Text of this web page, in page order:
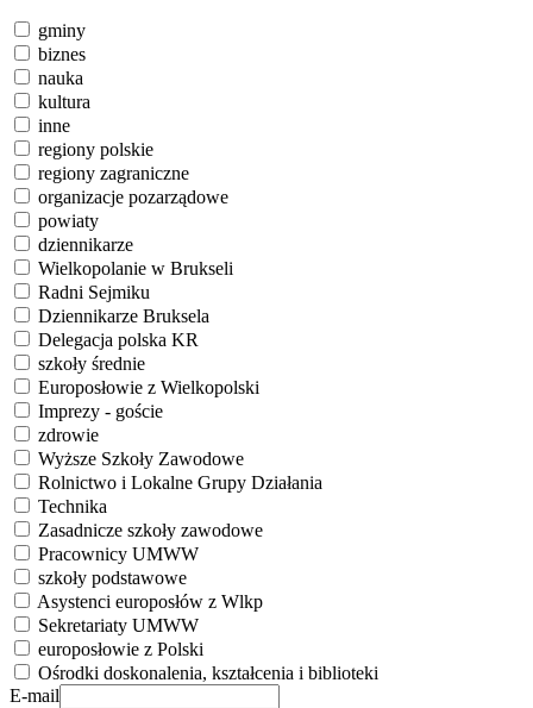
gminy
biznes
nauka
kultura
inne
regiony polskie
regiony zagraniczne
organizacje pozarządowe
powiaty
dziennikarze
Wielkopolanie w Brukseli
Radni Sejmiku
Dziennikarze Bruksela
Delegacja polska KR
szkoły średnie
Europosłowie z Wielkopolski
Imprezy - goście
zdrowie
Wyższe Szkoły Zawodowe
Rolnictwo i Lokalne Grupy Działania
Technika
Zasadnicze szkoły zawodowe
Pracownicy UMWW
szkoły podstawowe
Asystenci europosłów z Wlkp
Sekretariaty UMWW
europosłowie z Polski
Ośrodki doskonalenia, kształcenia i biblioteki
E-mail